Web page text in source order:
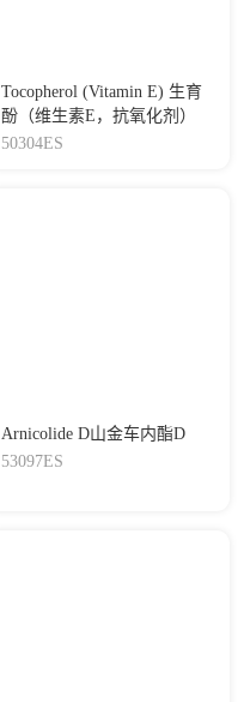
Tocopherol (Vitamin E) 生育
酚（维生素E，抗氧化剂）
50304ES
Arnicolide D山金车内酯D
53097ES